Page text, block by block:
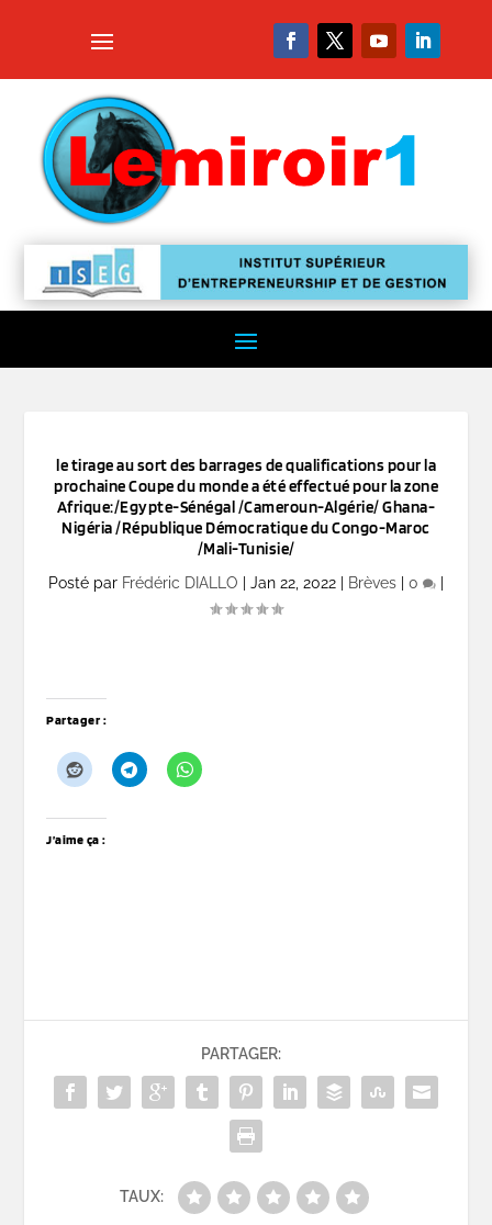
le tirage au sort des barrages de qualifications pour la
prochaine Coupe du monde a été effectué pour la zone
Afrique:/Egypte-Sénégal /Cameroun-Algérie/ Ghana-
Nigéria /République Démocratique du Congo-Maroc
/Mali-Tunisie/
Posté par Frédéric DIALLO Jan 22, 2022 Brèves 0
Partager :
J’aime ça :
PARTAGER:
TAUX: